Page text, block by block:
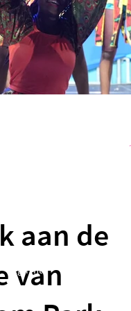
aan de
van
Begin nu